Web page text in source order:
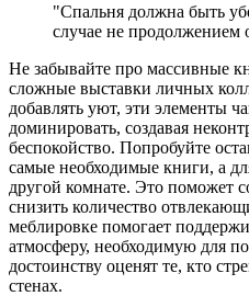
"Спальня должна быть
случае не продолжением
Не забывайте про массивные
сложные выставки личных
добавлять уют, эти элементы
доминировать, создавая
беспокойство. Попробуйте
самые необходимые книги, а
другой комнате. Это поможет
снизить количество
меблировке помогает
атмосферу, необходимую для
достоинству оценят те, кто
стенах.